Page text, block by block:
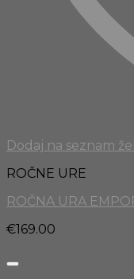
Dodaj na seznam
ROČNE URE
ROČNA URA
€169.00